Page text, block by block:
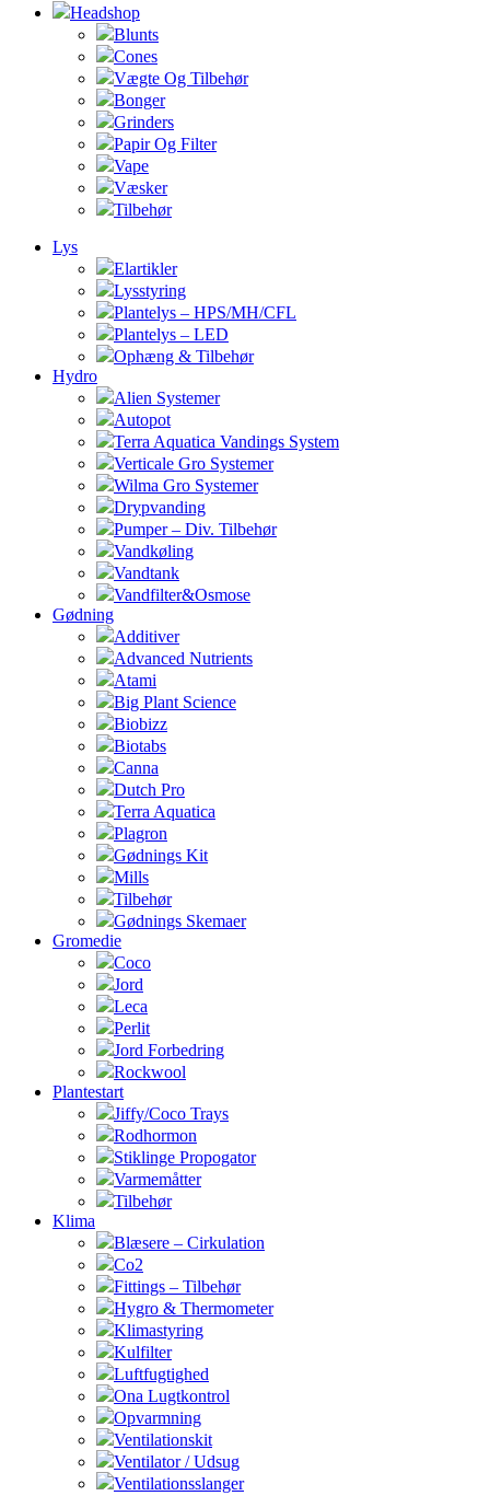
Headshop
Blunts
Cones
Vægte Og Tilbehør
Bonger
Grinders
Papir Og Filter
Vape
Væsker
Tilbehør
Lys
Elartikler
Lysstyring
Plantelys – HPS/MH/CFL
Plantelys – LED
Ophæng & Tilbehør
Hydro
Alien Systemer
Autopot
Terra Aquatica Vandings System
Verticale Gro Systemer
Wilma Gro Systemer
Drypvanding
Pumper – Div. Tilbehør
Vandkøling
Vandtank
Vandfilter&Osmose
Gødning
Additiver
Advanced Nutrients
Atami
Big Plant Science
Biobizz
Biotabs
Canna
Dutch Pro
Terra Aquatica
Plagron
Gødnings Kit
Mills
Tilbehør
Gødnings Skemaer
Gromedie
Coco
Jord
Leca
Perlit
Jord Forbedring
Rockwool
Plantestart
Jiffy/Coco Trays
Rodhormon
Stiklinge Propogator
Varmemåtter
Tilbehør
Klima
Blæsere – Cirkulation
Co2
Fittings – Tilbehør
Hygro & Thermometer
Klimastyring
Kulfilter
Luftfugtighed
Ona Lugtkontrol
Opvarmning
Ventilationskit
Ventilator / Udsug
Ventilationsslanger